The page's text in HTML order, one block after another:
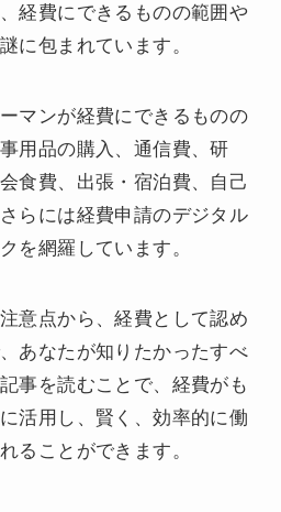
経費にできるものの範囲や
に包まれています。
マンが経費にできるものの
用品の購入、通信費、研
食費、出張・宿泊費、自己
らには経費申請のデジタル
を網羅しています。
意点から、経費として認め
あなたが知りたかったすべ
事を読むことで、経費がも
活用し、賢く、効率的に働
ることができます。